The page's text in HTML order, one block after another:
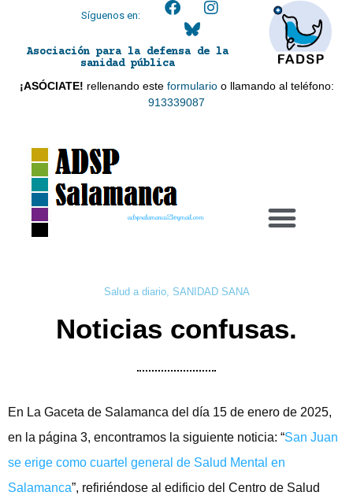
Síguenos en:
Asociación para la defensa de la
sanidad pública
¡ASÓCIATE! rellenando este formularioo llamando al teléfono:
913339087
adspsalamanca21@gmail.com
Salud a diario, SANIDAD SANA
Noticias confusas.
En La Gaceta de Salamanca del día 15 de enero de 2025,
en la página 3, encontramos la siguiente noticia: “San Juan
se erige como cuartel general de Salud Mental en
Salamanca”, refiriéndose al edificio del Centro de Salud